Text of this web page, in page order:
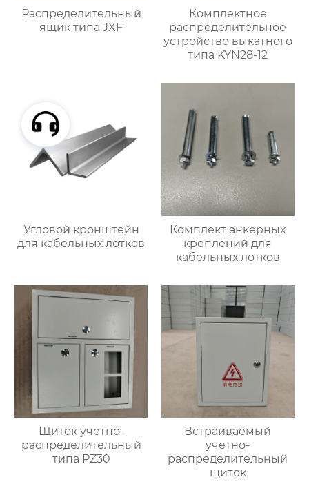
Распределительный
ящик типа JXF
Комплектное
распределительное
устройство выкатного
типа KYN28-12
Угловой кронштейн
для кабельных лотков
Комплект анкерных
креплений для
кабельных лотков
Щиток учетно-
распределительный
типа PZ30
Встраиваемый
учетно-
распределительный
щиток